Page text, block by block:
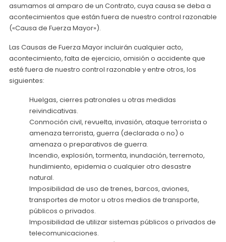
asumamos al amparo de un Contrato, cuya causa se deba a
acontecimientos que están fuera de nuestro control razonable
(«Causa de Fuerza Mayor»).
Las Causas de Fuerza Mayor incluirán cualquier acto,
acontecimiento, falta de ejercicio, omisión o accidente que
esté fuera de nuestro control razonable y entre otros, los
siguientes:
Huelgas, cierres patronales u otras medidas
reivindicativas.
Conmoción civil, revuelta, invasión, ataque terrorista o
amenaza terrorista, guerra (declarada o no) o
amenaza o preparativos de guerra.
Incendio, explosión, tormenta, inundación, terremoto,
hundimiento, epidemia o cualquier otro desastre
natural.
Imposibilidad de uso de trenes, barcos, aviones,
transportes de motor u otros medios de transporte,
públicos o privados.
Imposibilidad de utilizar sistemas públicos o privados de
telecomunicaciones.